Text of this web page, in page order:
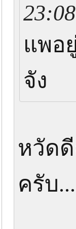
แพอ
จัง
หวัด
ครับ